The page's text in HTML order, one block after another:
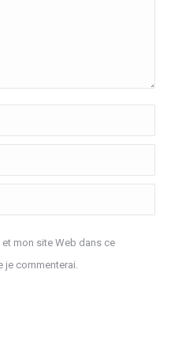
mon site Web dans ce
commenterai.